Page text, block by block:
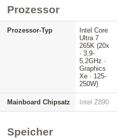
Prozessor
Prozessor-Typ
Intel Core
Ultra 7
265K (20x
· 3,9-
5,2GHz ·
Graphics
Xe · 125-
250W)
Mainboard Chipsatz Intel Z890
Speicher